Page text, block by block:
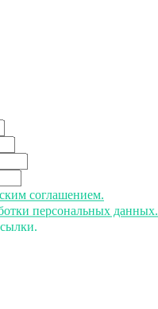
соглашением.
персональных данных.